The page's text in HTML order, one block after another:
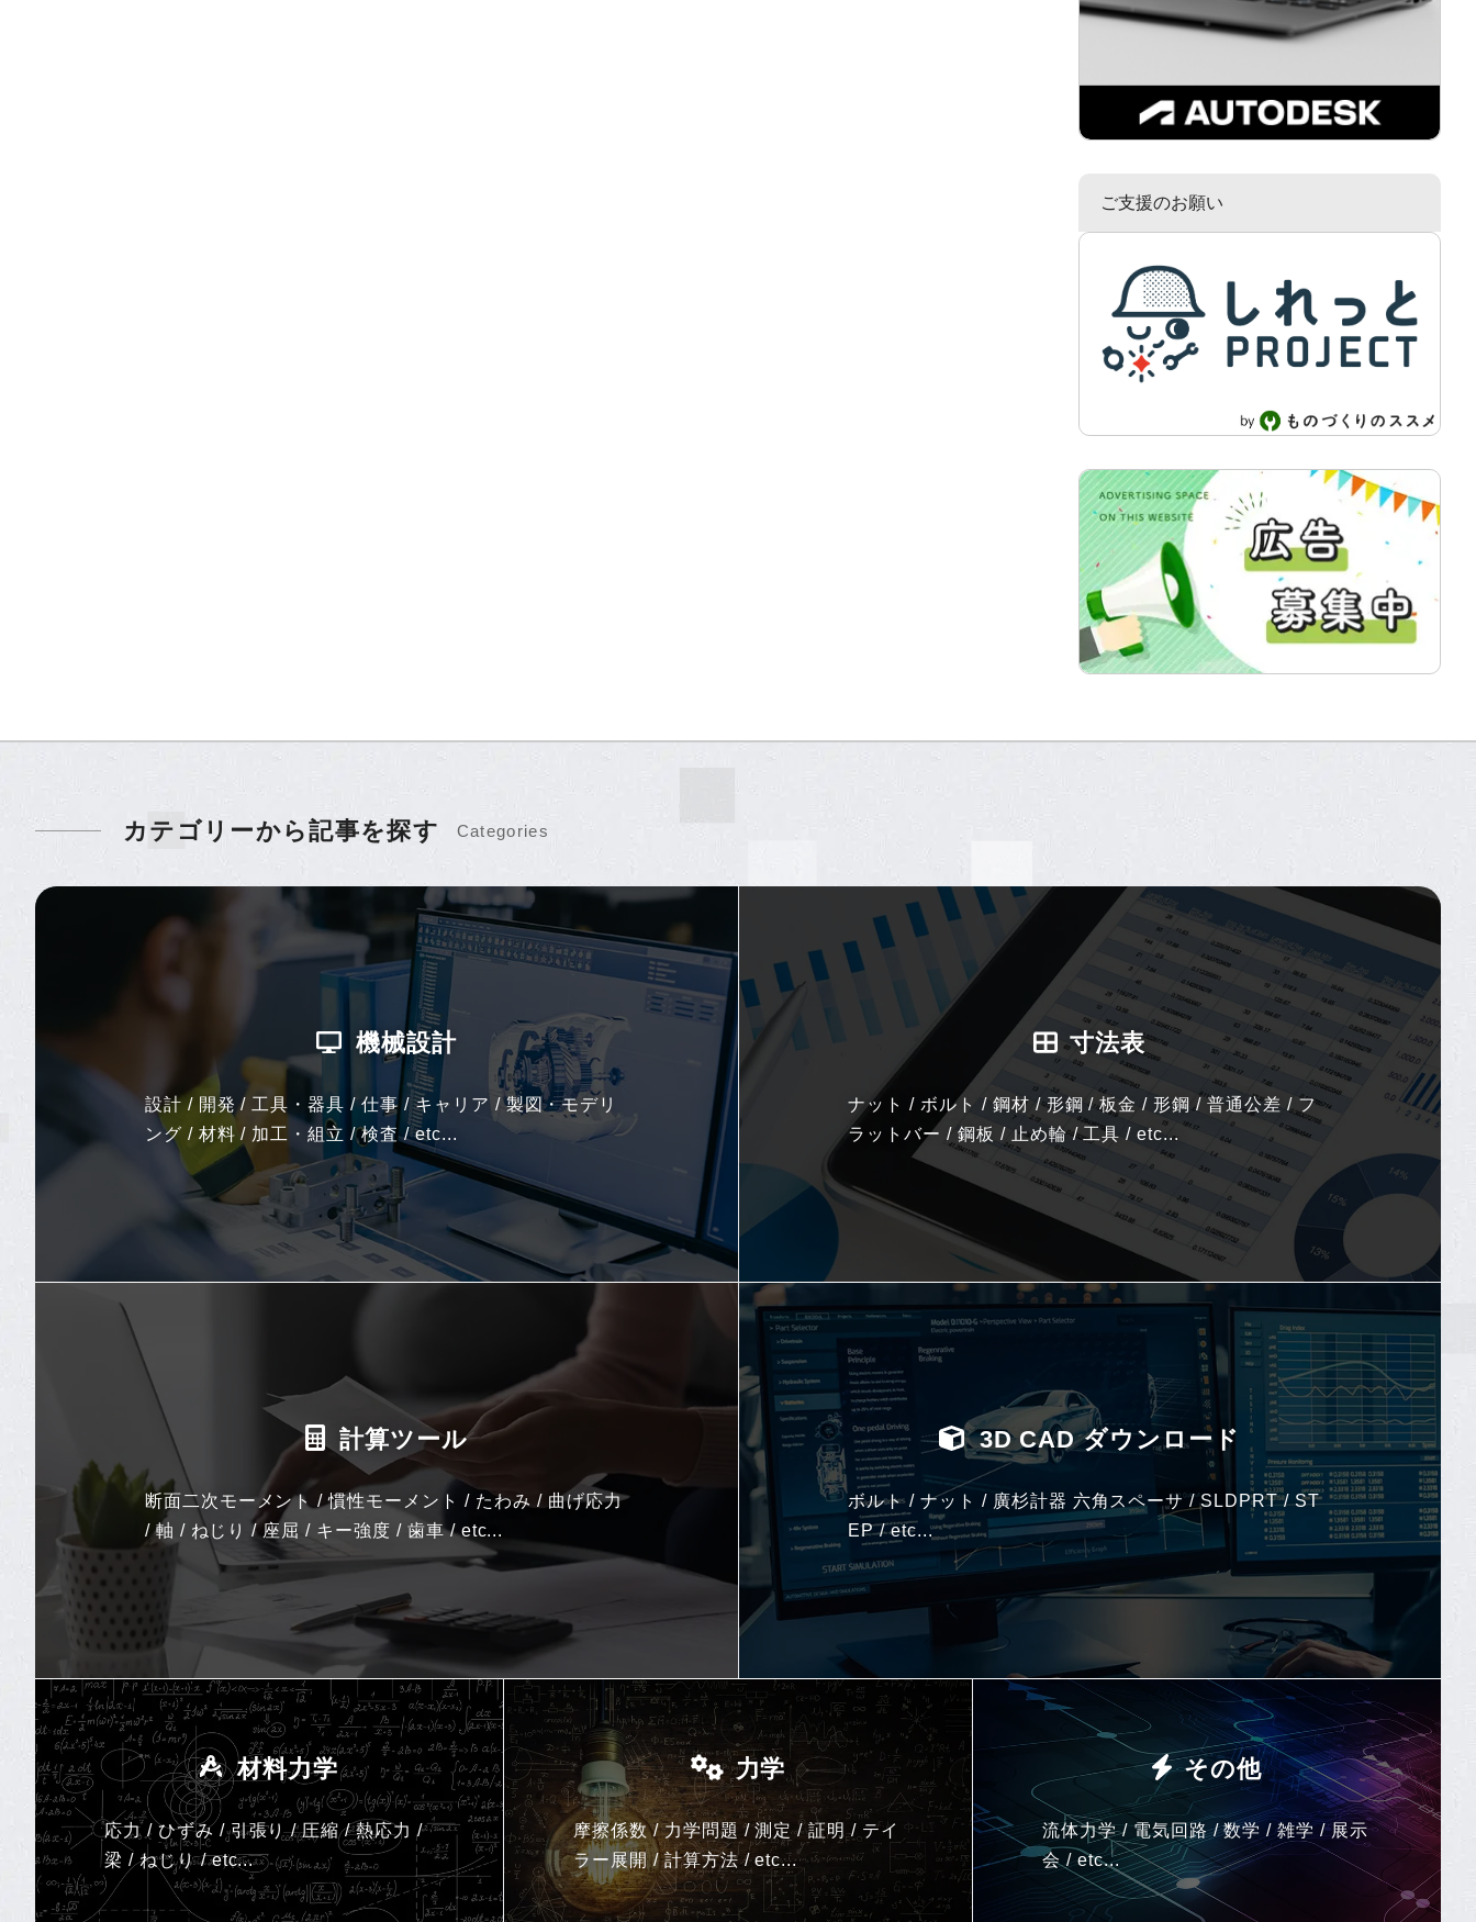
ご支援のお願い
カテゴリーから記事を探す
機械設計
設計 / 開発 / 工具・器具 / 仕事 / キャリア / 製図・モデリ
ング / 材料 / 加工・組立 / 検査 / etc...
寸法表
ナット / ボルト / 鋼材 / 形鋼 / 板金 / 形鋼 / 普通公差 / フ
ラットバー / 鋼板 / 止め輪 / 工具 / etc...
計算ツール
断面二次モーメント / 慣性モーメント / たわみ / 曲げ応力
/ 軸 / ねじり / 座屈 / キー強度 / 歯車 / etc...
3D CAD ダウンロード
ボルト / ナット / 廣杉計器 六角スペーサ / SLDPRT / ST
EP / etc...
材料力学
応力 / ひずみ / 引張り / 圧縮 / 熱応力 /
梁 / ねじり /etc...
力学
摩擦係数 / 力学問題 / 測定 / 証明 / テイ
ラー展開 / 計算方法 /etc...
その他
流体力学 / 電気回路 / 数学 / 雑学 / 展示
会 / etc...